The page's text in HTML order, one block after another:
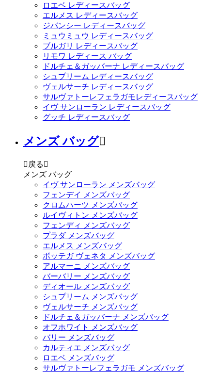
ロエベ レディースバッグ
エルメス レディースバッグ
ジバンシー レディースバッグ
ミュウミュウ レディースバッグ
ブルガリ レディースバッグ
リモワ レディース バッグ
ドルチェ＆ガッバーナ レディースバッグ
シュプリーム レディースバッグ
ヴェルサーチ レディースバッグ
サルヴァトーレフェラガモレディースバッグ
イヴ サンローラン レディースバッグ
グッチ レディースバッグ
メンズ バッグ
 戻る 
メンズ バッグ
イヴ サンローラン メンズバッグ
フェンデイ メンズバッグ
クロムハーツ メンズバッグ
ルイヴィトン メンズバッグ
フェンディ メンズバッグ
プラダ メンズバッグ
エルメス メンズバッグ
ボッテガ ヴェネタ メンズバッグ
アルマーニ メンズバッグ
バーバリー メンズバッグ
ディオール メンズバッグ
シュプリーム メンズバッグ
ヴェルサーチ メンズバッグ
ドルチェ＆ガッバーナ メンズバッグ
オフホワイト メンズバッグ
バリー メンズバッグ
カルティエ メンズバッグ
ロエベ メンズバッグ
サルヴァトーレフェラガモ メンズバッグ